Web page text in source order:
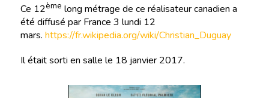
Ce 12ème long métrage de ce réalisateur canadien a
été diffusé par France 3 lundi 12
mars. https://fr.wikipedia.org/wiki/Christian_Duguay
Il était sorti en salle le 18 janvier 2017.